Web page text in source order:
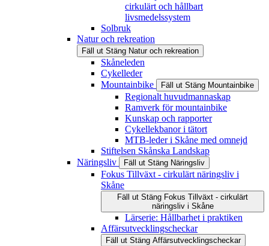
cirkulärt och hållbart
livsmedelssystem
Solbruk
Natur och rekreation
Fäll ut Stäng Natur och rekreation
Skåneleden
Cykelleder
Mountainbike
Fäll ut Stäng Mountainbike
Regionalt huvudmannaskap
Ramverk för mountainbike
Kunskap och rapporter
Cykellekbanor i tätort
MTB-leder i Skåne med omnejd
Stiftelsen Skånska Landskap
Näringsliv
Fäll ut Stäng Näringsliv
Fokus Tillväxt - cirkulärt näringsliv i
Skåne
Fäll ut Stäng Fokus Tillväxt - cirkulärt
näringsliv i Skåne
Lärserie: Hållbarhet i praktiken
Affärsutvecklingscheckar
Fäll ut Stäng Affärsutvecklingscheckar